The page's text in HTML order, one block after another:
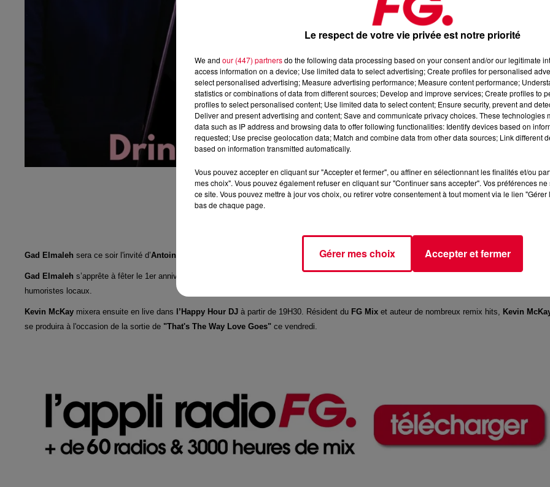
Gad
Crédit :Gad
Gad Elmaleh sera ce soir l'invité d’Antoine Baduel Happy Hour FG(17H - 20H).
Gad Elmaleh s’apprête à fêter le 1er anniversaire de son comedy club marseillais,
humoristes locaux.
Kevin McKay mixera ensuite en live dans l’Happy Hour DJ à partir de 19H30. Résident du FG Mix et auteur de nombreux remix hits, Kevin
se produira à l'occasion de la sortie de "That's The Way Love Goes" ce vendredi.
Le respect de votre vie privée est notre priorité
We and our (447) partnersdo the following data processing based on your consent and/or our legitimate
access information on a device; Use limited data to select advertising; Create profiles for personalised
select personalised advertising; Measure advertising performance; Measure content performance;
statistics or combinations of data from different sources; Develop and improve services; Create profiles to
profiles to select personalised content; Use limited data to select content; Ensure security, prevent and
Deliver and present advertising and content; Save and communicate privacy choices. These technologies
data such as IP address and browsing data to offer following functionalities: Identify devices based on
requested; Use precise geolocation data; Match and combine data from other data sources; Link different
based on information transmitted automatically.
Vous pouvez accepter en cliquant sur "Accepter et fermer", ou affiner en sélectionnant les finalités et/ou
mes choix". Vous pouvez également refuser en cliquant sur "Continuer sans accepter". Vos préférences
ce site. Vous pouvez mettre à jour vos choix, ou retirer votre consentement à tout moment via le lien
bas de chaque page.
Gérer mes choix Accepter et fermer